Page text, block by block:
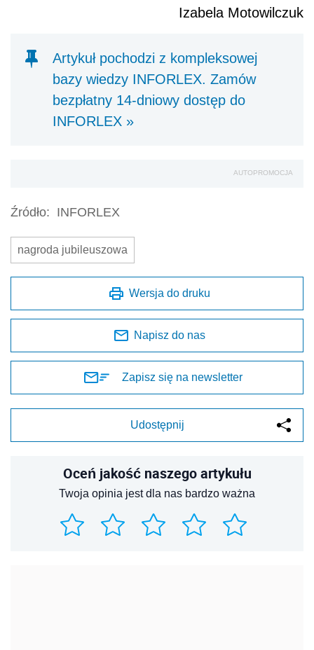
Izabela Motowilczuk
Artykuł pochodzi z kompleksowej
bazy wiedzy INFORLEX. Zamów
bezpłatny 14-dniowy dostęp do
INFORLEX »
AUTOPROMOCJA
Źródło: INFORLEX
nagroda jubileuszowa
Wersja do druku
Napisz do nas
Zapisz się na newsletter
Udostępnij
Oceń jakość naszego artykułu
Twoja opinia jest dla nas bardzo ważna